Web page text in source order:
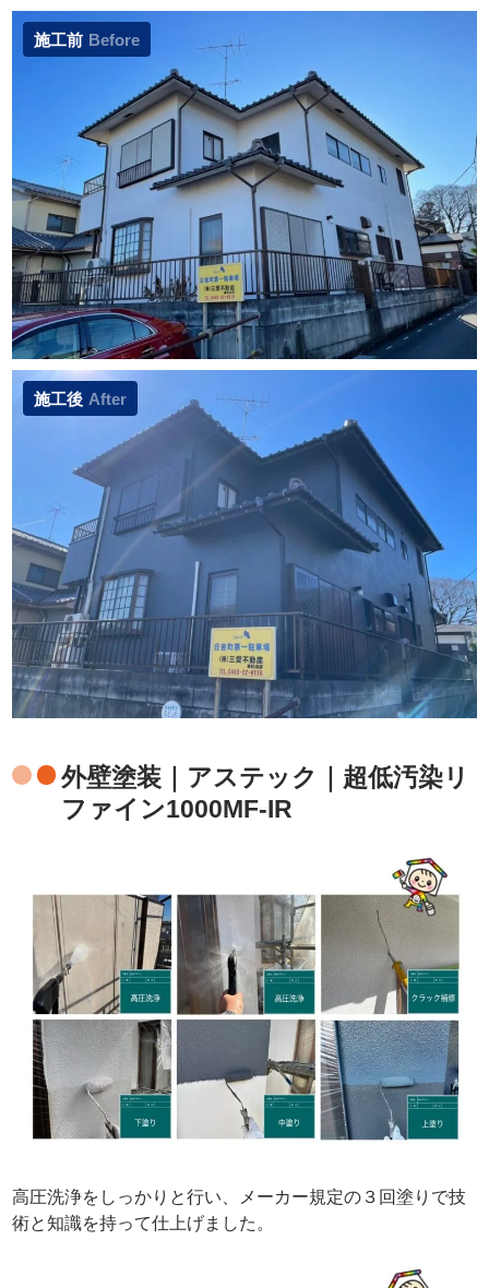
施工前 Before
施工後 After
外壁塗装｜アステック｜超低汚染リ
ファイン1000MF-IR
高圧洗浄をしっかりと行い、メーカー規定の３回塗りで技
術と知識を持って仕上げました。